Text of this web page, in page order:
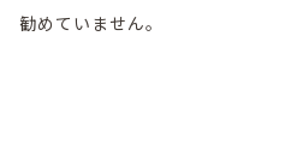
勧めていません。